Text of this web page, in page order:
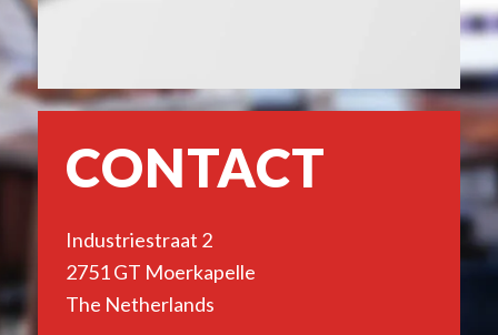
CONTACT
Industriestraat 2
2751 GT Moerkapelle
The Netherlands